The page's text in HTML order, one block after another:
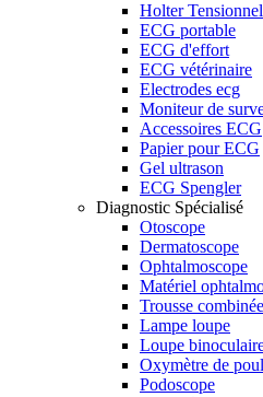
Holter Tensionnel
ECG portable
ECG d'effort
ECG vétérinaire
Electrodes ecg
Moniteur de
Accessoires ECG
Papier pour ECG
Gel ultrason
ECG Spengler
Diagnostic Spécialisé
Otoscope
Dermatoscope
Ophtalmoscope
Matériel
Trousse combinée
Lampe loupe
Loupe
Oxymètre de
Podoscope